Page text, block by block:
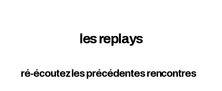
les replays
ré-écoutez les précédentes rencontres